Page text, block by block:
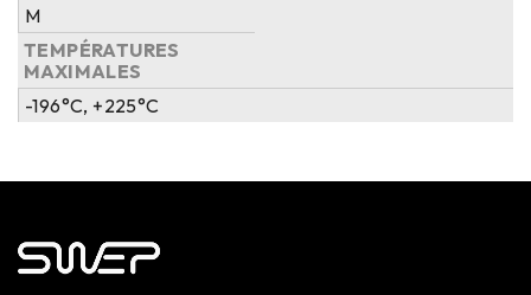
M
TEMPÉRATURES
MAXIMALES
-196°C, +225°C